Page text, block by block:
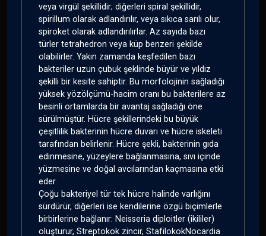
veya virgül şekillidir; diğerleri spiral şekillidir,
spirillum olarak adlandırılır, veya sıkıca sarılı olur,
spiroket olarak adlandırılırlar. Az sayıda bazı
türler tetrahedron veya küp benzeri şekilde
olabilirler. Yakın zamanda keşfedilen bazı
bakteriler uzun çubuk şeklinde büyür ve yıldız
şekilli bir kesite sahiptir. Bu morfolojinin sağladığı
yüksek yözölçümü-hacim oranı bu bakterilere az
besinli ortamlarda bir avantaj sağladığı öne
sürülmüştür. Hücre şekillerindeki bu büyük
çeşitlilik bakterinin hücre duvarı ve hücre iskeleti
tarafından belirlenir. Hücre şekli, bakterinin gıda
edinmesine, yüzeylere bağlanmasına, sıvı içinde
yüzmesine ve doğal avcılarından kaçmasına etki
eder.
Çoğu bakteriyel tür tek hücre halinde varlığını
sürdürür, diğerleri ise kendilerine özgü biçimlerle
birbirlerine bağlanır: Neisseria diploitler (ikililer)
oluşturur, Streptokok zincir, StafilokokNocardia